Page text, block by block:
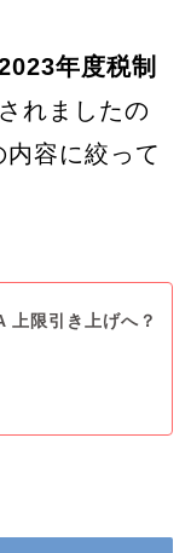
年度税制
れましたの
内容に絞って
上限引き上げへ？